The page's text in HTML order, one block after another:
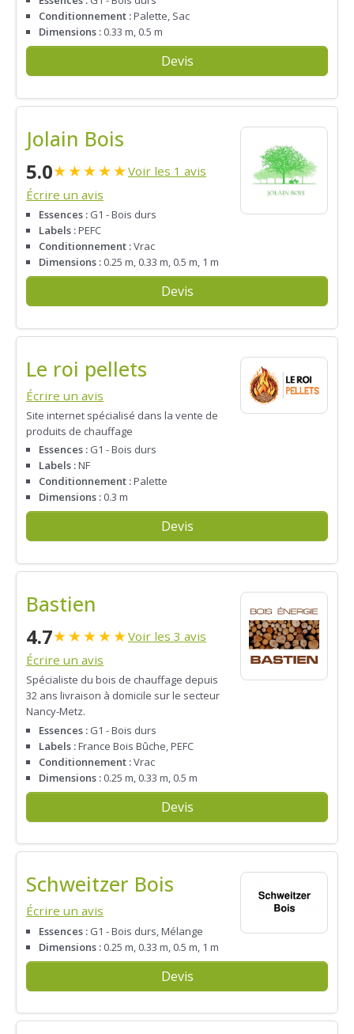
Conditionnement :Palette, Sac
Dimensions : 0.33 m, 0.5 m
Devis
Jolain Bois
5.0★★★★★Voir les 1 avis
Écrire un avis
Essences : G1 - Bois durs
Labels :PEFC
Conditionnement :Vrac
Dimensions : 0.25 m, 0.33 m, 0.5 m, 1 m
Devis
Le roi pellets
Écrire un avis
Site internet spécialisé dans la vente de
produits de chauffage
Essences : G1 - Bois durs
Labels :NF
Conditionnement :Palette
Dimensions : 0.3 m
Devis
Bastien
4.7★★★★★Voir les 3 avis
Écrire un avis
Spécialiste du bois de chauffage depuis
32 ans livraison à domicile sur le secteur
Nancy-Metz.
Essences : G1 - Bois durs
Labels :France Bois Bûche, PEFC
Conditionnement :Vrac
Dimensions : 0.25 m, 0.33 m, 0.5 m
Devis
Schweitzer Bois
Écrire un avis
Essences : G1 - Bois durs, Mélange
Dimensions : 0.25 m, 0.33 m, 0.5 m, 1 m
Devis